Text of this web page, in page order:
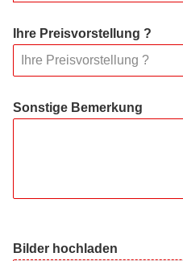
Ihre Preisvorstellung ?
Sonstige Bemerkung
Bilder hochladen